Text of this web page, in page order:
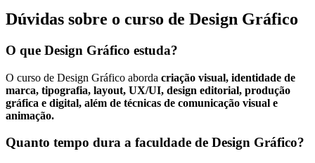
Dúvidas sobre o curso de Design Gráfico
O que Design Gráfico estuda?
O curso de Design Gráfico aborda criação visual, identidade de
marca, tipografia, layout, UX/UI, design editorial, produção
gráfica e digital, além de técnicas de comunicação visual e
animação.
Quanto tempo dura a faculdade de Design Gráfico?